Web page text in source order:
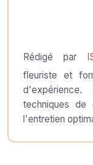
Rédigé par
fleuriste et
techniques de
l'entretien